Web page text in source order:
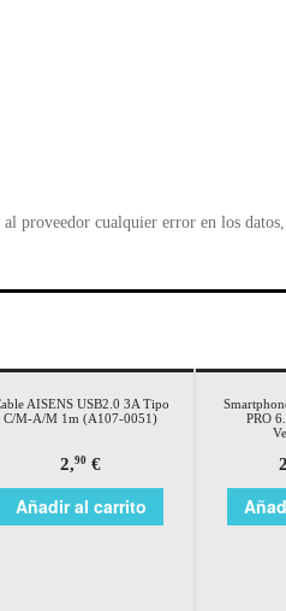
proveedor cualquier error en los
AISENS USB2.0 3A Tipo
C/M-A/M 1m (A107-0051)
2,90 €
Añadir al carrito
PRO